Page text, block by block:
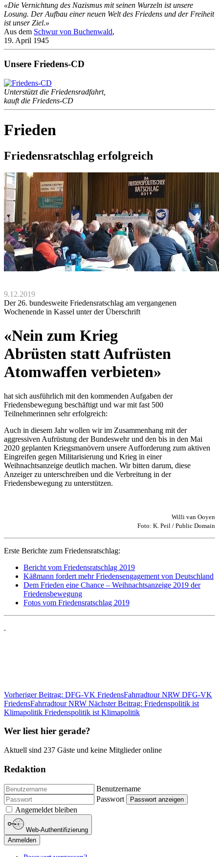
«Die Vernichtung des Nazismus mit seinen Wurzeln ist unsere
Losung. Der Aufbau einer neuen Welt des Friedens und der Freiheit
ist unser Ziel.»
Aus dem Schwur von Buchenwald,
19. April 1945
Unsere Friedens-CD
Unterstützt die Friedensradfahrt,
kauft die Friedens-CD
Frieden
Friedensratschlag erfolgreich
9.12.2019
Der 26. bundesweite Friedensratschlag am vergangenen
Wochenende in Kassel unter der Überschrift
«Nein zum Krieg
Abrüsten statt Aufrüsten
Atomwaffen verbieten»
hat sich ausführlich mit den kommenden Aufgaben der
Friedensbewegung beschäftigt und war mit fast 500
Teilnehmerinnen sehr erfolgreich:
Auch in diesem Jahr wollen wir im Zusammenhang mit der
aggressiven Aufrüstung der Bundeswehr und den bis in den Mai
2020 geplanten Kriegsmanövern unsere Aufforderung zum aktiven
Eingreifen gegen Militarisierung und Krieg in einer
Weihnachtsanzeige deutlich machen. Wir bitten darum, diese
Anzeiger zu unterschreiben und die Verbreitung in der
Friedensbewegung zu unterstützen.
Willi van Ooyen
Foto: K. Peil / Public Domain
Erste Berichte zum Friedensratschlag:
Bericht vom Friedensratschlag 2019
Käßmann fordert mehr Friedensengagement von Deutschland
Dem Frieden eine Chance – Weihnachtsanzeige 2019 der
Friedensbewegung
Fotos vom Friedensratschlag 2019
.
Vorheriger Beitrag: DFG-VK FriedensFahrradtour NRW DFG-VK
FriedensFahrradtour NRW Nächster Beitrag: Friedenspolitik ist
Klimapolitik Friedenspolitik ist Klimapolitik
Wer liest hier gerade?
Aktuell sind 237 Gäste und keine Mitglieder online
Redaktion
Benutzername
Passwort
Passwort anzeigen
Angemeldet bleiben
Web-Authentifizierung
Anmelden